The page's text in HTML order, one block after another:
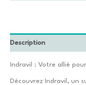
Description
Indravil : Votre allié
Découvrez Indravil, un